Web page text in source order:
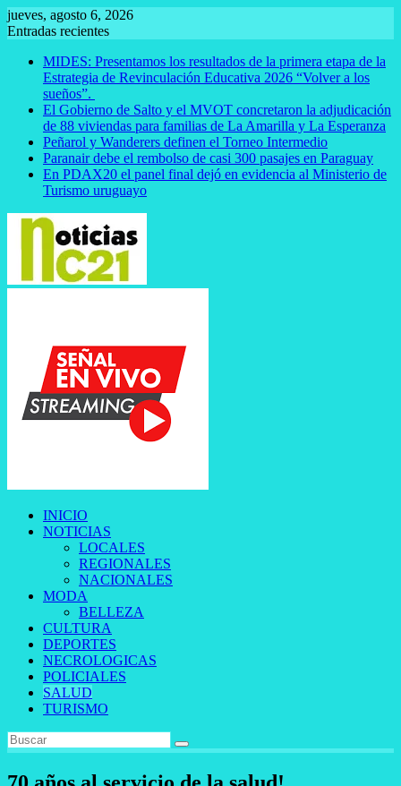
Saltar
al
jueves, agosto 6, 2026
Entradas recientes
MIDES: Presentamos los resultados de la primera etapa de la
Estrategia de Revinculación Educativa 2026 “Volver a los
sueños”.
El Gobierno de Salto y el MVOT concretaron la adjudicación
de 88 viviendas para familias de La Amarilla y La Esperanza
Peñarol y Wanderers definen el Torneo Intermedio
Paranair debe el rembolso de casi 300 pasajes en Paraguay
En PDAX20 el panel final dejó en evidencia al Ministerio de
Turismo uruguayo
INICIO
NOTICIAS
LOCALES
REGIONALES
NACIONALES
MODA
BELLEZA
CULTURA
DEPORTES
NECROLOGICAS
POLICIALES
SALUD
TURISMO